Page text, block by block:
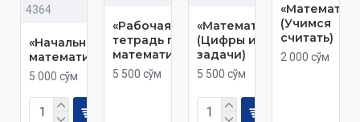
4364
«Начальная
математика»
5 000 сўм
«Рабочая
тетрадь по
математике»
5 500 сўм
«Математика»
(Цифры и
задачи)
5 500 сўм
(Учимся
считать)
2 000 сўм